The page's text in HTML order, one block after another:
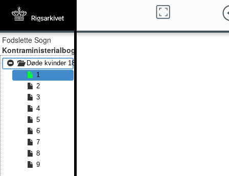
Fodslette Sogn
Kontraministerialbog
Døde kvinder 1814 - Døde kvinder 1840
1
2
3
4
5
6
7
8
9